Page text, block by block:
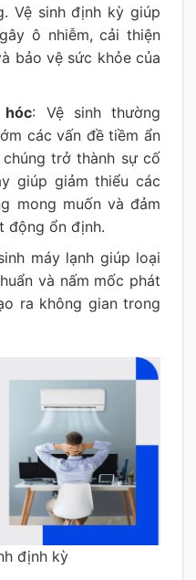
Vệ sinh định kỳ giúp
ô nhiễm, cải thiện
bảo vệ sức khỏe của
: Vệ sinh thường
các vấn đề tiềm ẩn
trở thành sự cố
giúp giảm thiểu các
mong muốn và đảm
động ổn định.
máy lạnh giúp loại
và nấm mốc phát
ra không gian trong
định kỳ